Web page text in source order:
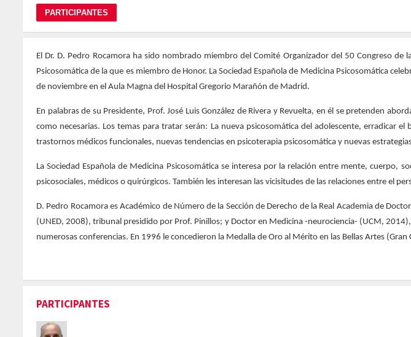
El Dr. D. Pedro Rocamora ha sido nombrado miembro del Comité Organizador del 50 Congreso de
Psicosomática de la que es miembro de Honor. La Sociedad Española de Medicina Psicosomática
de noviembre en el Aula Magna del Hospital Gregorio Marañón de Madrid.
En palabras de su Presidente, Prof. José Luis González de Rivera y Revuelta, en él se pretenden
como necesarias. Los temas para tratar serán: La nueva psicosomática del adolescente, erradicar
trastornos médicos funcionales, nuevas tendencias en psicoterapia psicosomática y nuevas
La Sociedad Española de Medicina Psicosomática se interesa por la relación entre mente,
psicosociales, médicos o quirúrgicos. También les interesan las vicisitudes de las relaciones entre el
D. Pedro Rocamora es Académico de Número de la Sección de Derecho de la Real Academia de
(UNED, 2008), tribunal presidido por Prof. Pinillos; y Doctor en Medicina -neurociencia- (UCM,
numerosas conferencias. En 1996 le concedieron la Medalla de Oro al Mérito en las Bellas Artes (Gran
PARTICIPANTES